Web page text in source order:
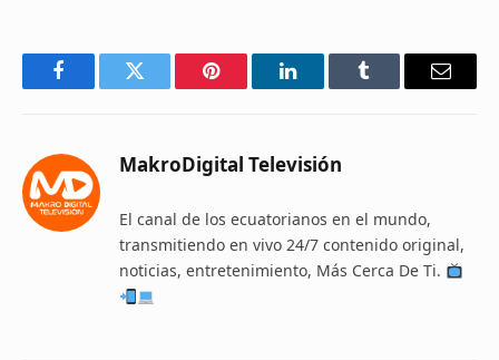
FacebookTwitter Pinterest LinkedInTumblr Email
MakroDigital Televisión
El canal de los ecuatorianos en el mundo,
transmitiendo en vivo 24/7 contenido original,
noticias, entretenimiento, Más Cerca De Ti.